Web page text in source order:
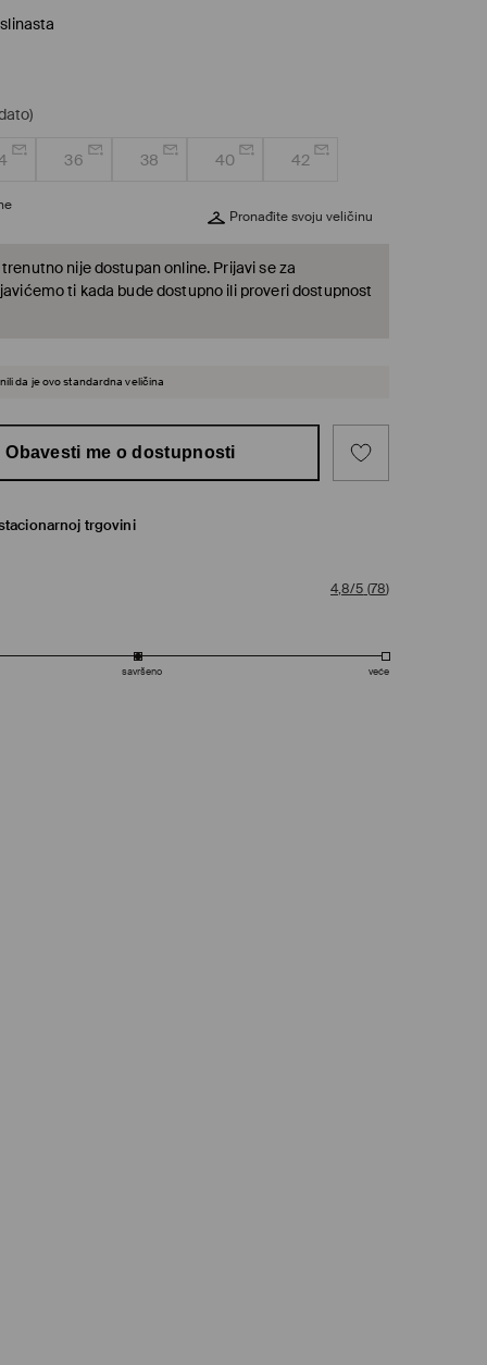
36 38 40 42
Pronađite svoju veličinu
nije dostupan online. Prijavi se za
ti kada bude dostupno ili proveri dostupnost
da je ovo standardna veličina
Obavesti me o dostupnosti
trgovini
4,8/5 (78)
savršeno veće